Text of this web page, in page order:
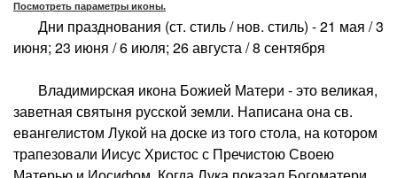
Посмотреть параметры иконы.
Дни празднования (ст. стиль / нов. стиль) - 21 мая / 3
июня; 23 июня / 6 июля; 26 августа / 8 сентября
Владимирская икона Божией Матери - это великая,
заветная святыня русской земли. Написана она св.
евангелистом Лукой на доске из того стола, на котором
трапезовали Иисус Христос с Пречистою Своею